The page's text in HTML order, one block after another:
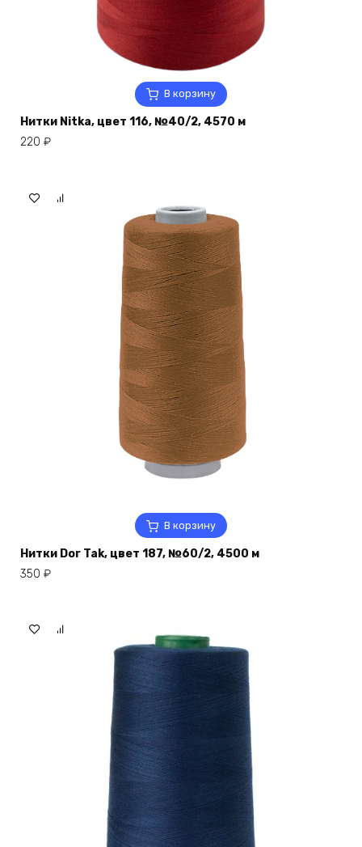
В корзину
Нитки Nitka, цвет 116, №40/2, 4570 м
220 ₽
В корзину
Нитки Dor Tak, цвет 187, №60/2, 4500 м
350 ₽